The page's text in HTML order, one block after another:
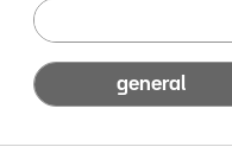
general